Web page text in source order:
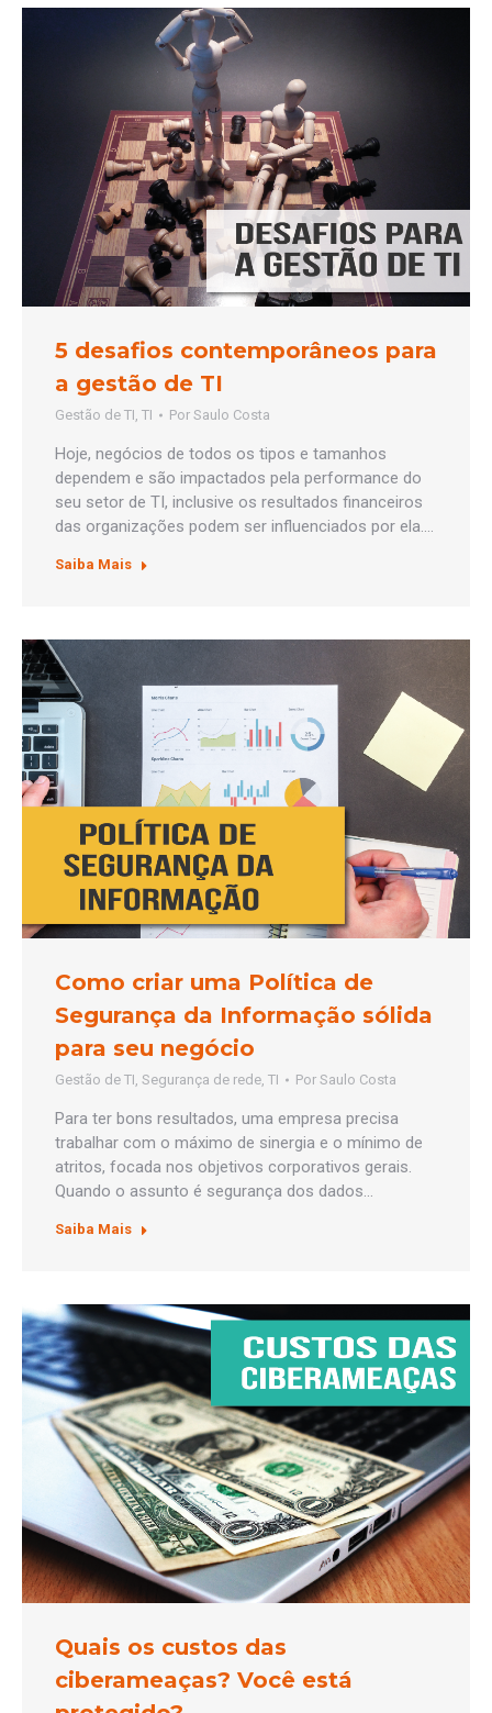
5 desafios contemporâneos para
a gestão de TI
Gestão de TI, TI Por Saulo Costa
Hoje, negócios de todos os tipos e tamanhos
dependem e são impactados pela performance do
seu setor de TI, inclusive os resultados financeiros
das organizações podem ser influenciados por ela.…
Saiba Mais
Como criar uma Política de
Segurança da Informação sólida
para seu negócio
Gestão de TI, Segurança de rede, TI Por Saulo Costa
Para ter bons resultados, uma empresa precisa
trabalhar com o máximo de sinergia e o mínimo de
atritos, focada nos objetivos corporativos gerais.
Quando o assunto é segurança dos dados…
Saiba Mais
Quais os custos das
ciberameaças? Você está